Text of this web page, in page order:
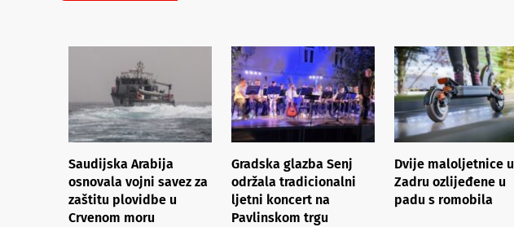
Saudijska Arabija
osnovala vojni savez za
zaštitu plovidbe u
Crvenom moru
Gradska glazba Senj
održala tradicionalni
ljetni koncert na
Pavlinskom trgu
Dvije maloljetnice u
Zadru ozlijeđene u
padu s romobila